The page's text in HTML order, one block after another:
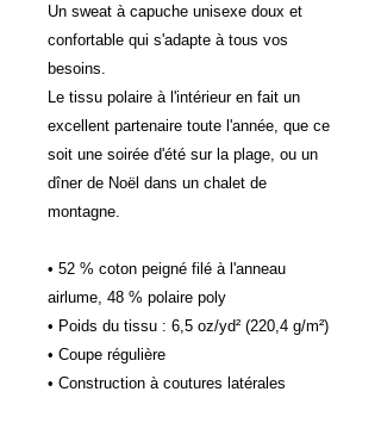
Un sweat à capuche unisexe doux et
confortable qui s'adapte à tous vos
besoins.
Le tissu polaire à l'intérieur en fait un
excellent partenaire toute l'année, que ce
soit une soirée d'été sur la plage, ou un
dîner de Noël dans un chalet de
montagne.
• 52 % coton peigné filé à l'anneau
airlume, 48 % polaire poly
• Poids du tissu : 6,5 oz/yd² (220,4 g/m²)
• Coupe régulière
• Construction à coutures latérales